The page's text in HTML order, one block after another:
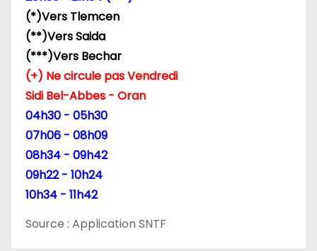
(*)Vers Tlemcen
(**)Vers Saida
(***)Vers Bechar
(+) Ne circule pas Vendredi
Sidi Bel-Abbes - Oran
04h30 - 05h30
07h06 - 08h09
08h34 - 09h42
09h22 - 10h24
10h34 - 11h42
Source : Application SNTF